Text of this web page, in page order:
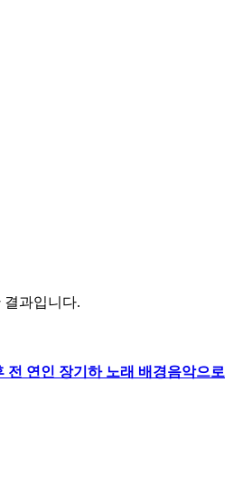
결과입니다.
전 연인 장기하 노래 배경음악으로